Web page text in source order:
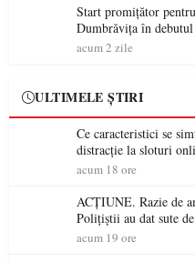
Start promițător
Dumbrăvița în
acum 2 zile
ULTIMELE ȘTIRI
Ce caracteristici se
distracție la sloturi
acum 18 ore
ACȚIUNE. Razie de
Polițiștii au dat sute
permis într-o singură zi
acum 19 ore